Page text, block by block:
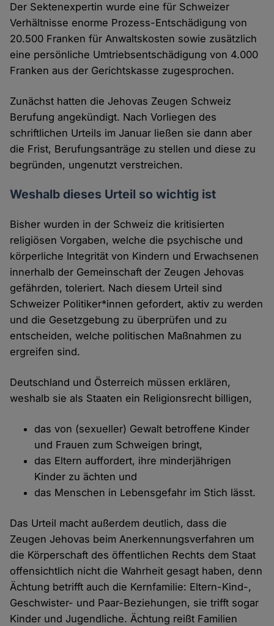
Der Sektenexpertin wurde eine für Schweizer
Verhältnisse enorme Prozess-Entschädigung von
20.500 Franken für Anwaltskosten sowie zusätzlich
eine persönliche Umtriebsentschädigung von 4.000
Franken aus der Gerichtskasse zugesprochen.
Zunächst hatten die Jehovas Zeugen Schweiz
Berufung angekündigt. Nach Vorliegen des
schriftlichen Urteils im Januar ließen sie dann aber
die Frist, Berufungsanträge zu stellen und diese zu
begründen, ungenutzt verstreichen.
Weshalb dieses Urteil so wichtig ist
Bisher wurden in der Schweiz die kritisierten
religiösen Vorgaben, welche die psychische und
körperliche Integrität von Kindern und Erwachsenen
innerhalb der Gemeinschaft der Zeugen Jehovas
gefährden, toleriert. Nach diesem Urteil sind
Schweizer Politiker*innen gefordert, aktiv zu werden
und die Gesetzgebung zu überprüfen und zu
entscheiden, welche politischen Maßnahmen zu
ergreifen sind.
Deutschland und Österreich müssen erklären,
weshalb sie als Staaten ein Religionsrecht billigen,
das von (sexueller) Gewalt betroffene Kinder
und Frauen zum Schweigen bringt,
das Eltern auffordert, ihre minderjährigen
Kinder zu ächten und
das Menschen in Lebensgefahr im Stich lässt.
Das Urteil macht außerdem deutlich, dass die
Zeugen Jehovas beim Anerkennungsverfahren um
die Körperschaft des öffentlichen Rechts dem Staat
offensichtlich nicht die Wahrheit gesagt haben, denn
Ächtung betrifft auch die Kernfamilie: Eltern-Kind-,
Geschwister- und Paar-Beziehungen, sie trifft sogar
Kinder und Jugendliche. Ächtung reißt Familien